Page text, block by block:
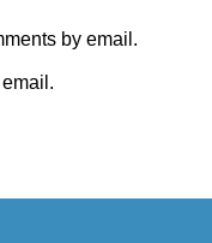
by email.